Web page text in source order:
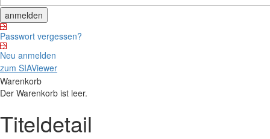
Passwort vergessen?
Neu anmelden
zum SIAViewer
Warenkorb
Der Warenkorb ist leer.
Titeldetail